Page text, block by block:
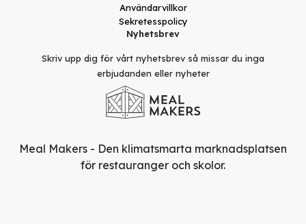
Nyhetsbrev
Skriv upp dig för vårt nyhetsbrev så missar du inga
erbjudanden eller nyheter
Användarvillkor
Sekretesspolicy
Meal Makers - Den klimatsmarta marknadsplatsen
för restauranger och skolor.